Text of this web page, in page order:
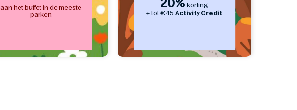
aan het buffet in de meeste
parken
20% korting
+ tot €45 Activity Credit